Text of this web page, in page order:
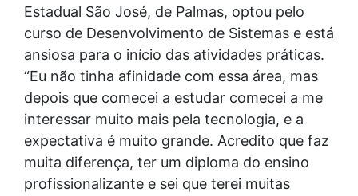
Estadual São José, de Palmas, optou pelo
curso de Desenvolvimento de Sistemas e está
ansiosa para o início das atividades práticas.
“Eu não tinha afinidade com essa área, mas
depois que comecei a estudar comecei a me
interessar muito mais pela tecnologia, e a
expectativa é muito grande. Acredito que faz
muita diferença, ter um diploma do ensino
profissionalizante e sei que terei muitas